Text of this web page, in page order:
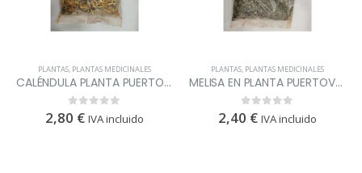
PLANTAS, PLANTAS MEDICINALES
CALÉNDULA PLANTA PUERTOVERA
0 out of 5
2,80 € IVA incluido
PLANTAS, PLANTAS MEDICINALES
MELISA EN PLANTA PUERTOVERA
0 out of 5
2,40 € IVA incluido